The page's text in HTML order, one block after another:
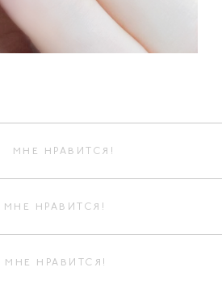
МНЕ НРАВИТСЯ!
МНЕ НРАВИТСЯ!
МНЕ НРАВИТСЯ!